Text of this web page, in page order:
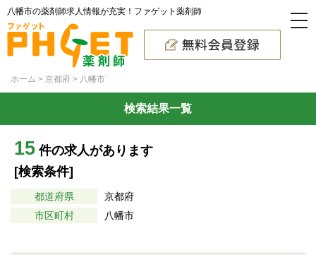
八幡市の薬剤師求人情報が充実！ファゲット薬剤師
ホーム 京都府 八幡市
検索結果一覧
15 件の求人があります
[検索条件]
都道府県
京都府
市区町村
八幡市